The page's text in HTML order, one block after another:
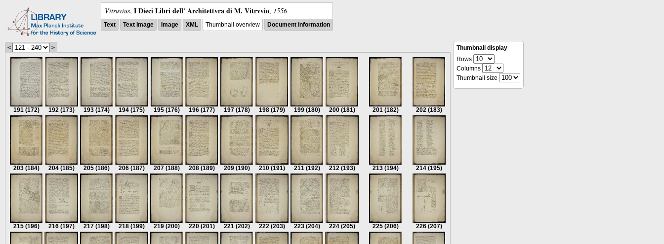
Vitruvius, I Dieci Libri dell' Architettvra di M. Vitrvvio, 1556
Text Text Image Image XML Thumbnail overview Document information
< >
191 (172) 192 (173) 193 (174) 194 (175) 195 (176) 196 (177) 197 (178) 198 (179) 199 (180) 200 (181) 201 (182) 202 (183)
203 (184) 204 (185) 205 (186) 206 (187) 207 (188) 208 (189) 209 (190) 210 (191) 211 (192) 212 (193) 213 (194) 214 (195)
215 (196) 216 (197) 217 (198) 218 (199) 219 (200) 220 (201) 221 (202) 222 (203) 223 (204) 224 (205) 225 (206) 226 (207)
Thumbnail display
Rows
Columns
Thumbnail size